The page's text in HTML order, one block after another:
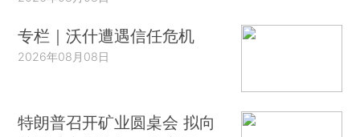
专栏｜沃什遭遇信任危机
2026年08月08日
特朗普召开矿业圆桌会 拟向